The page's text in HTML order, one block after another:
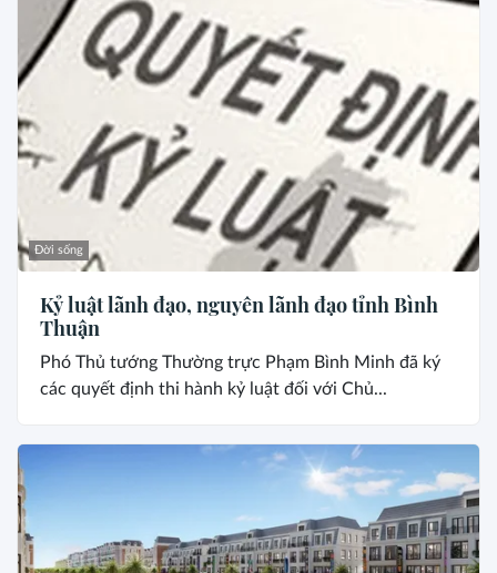
Đời sống
Kỷ luật lãnh đạo, nguyên lãnh đạo tỉnh Bình
Thuận
Phó Thủ tướng Thường trực Phạm Bình Minh đã ký
các quyết định thi hành kỷ luật đối với Chủ...